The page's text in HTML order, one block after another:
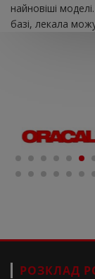
найновіші
базі, лекала
РОЗКЛАД